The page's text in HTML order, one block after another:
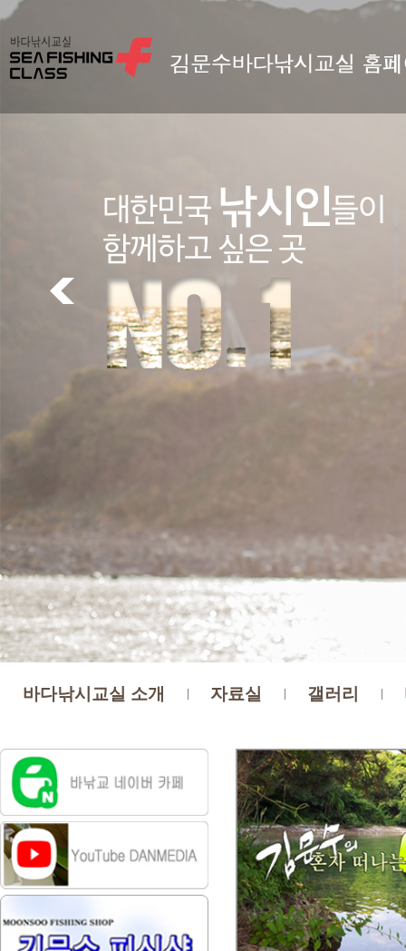
바다낚시교실 소개 자료실 갤러리